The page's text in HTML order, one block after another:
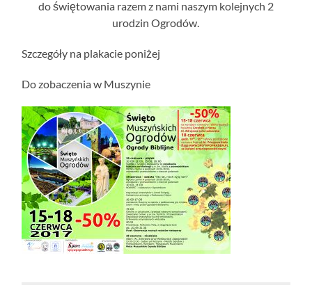
do świętowania razem z nami naszym kolejnych 2
urodzin Ogrodów.
Szczegóły na plakacie poniżej
Do zobaczenia w Muszynie